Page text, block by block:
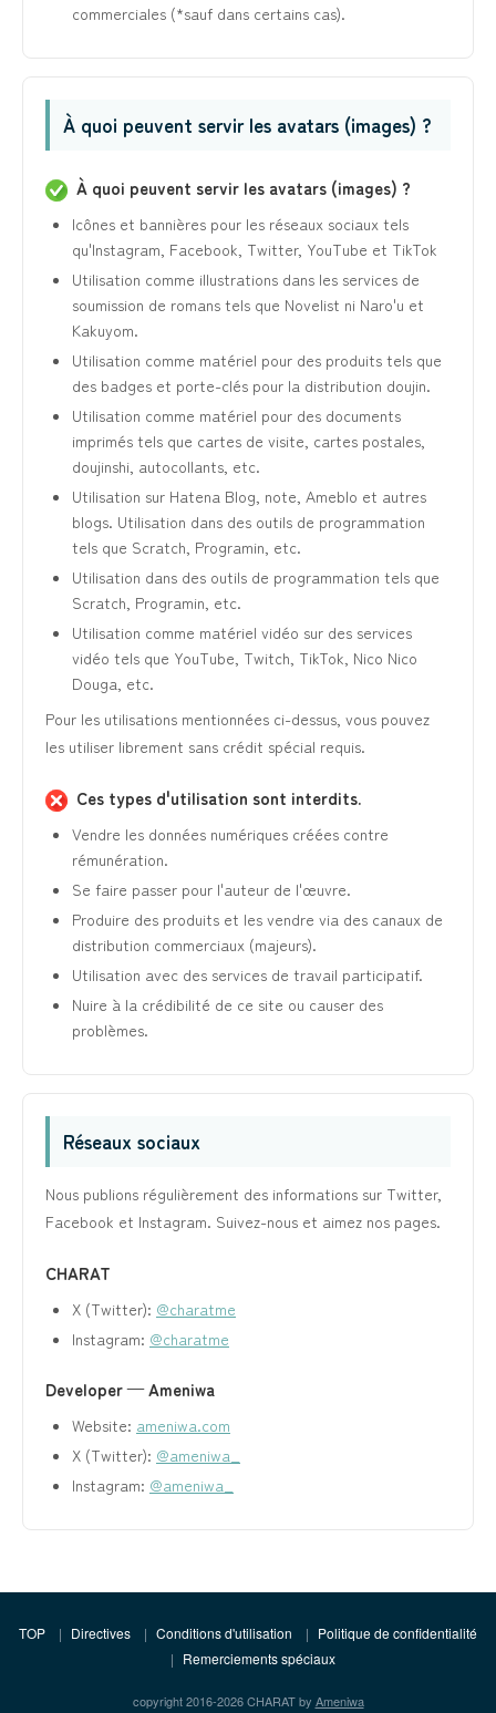
commerciales (*sauf dans certains cas).
À quoi peuvent servir les avatars (images) ?
À quoi peuvent servir les avatars (images) ?
Icônes et bannières pour les réseaux sociaux tels
qu'Instagram, Facebook, Twitter, YouTube et TikTok
Utilisation comme illustrations dans les services de
soumission de romans tels que Novelist ni Naro'u et
Kakuyom.
Utilisation comme matériel pour des produits tels que
des badges et porte-clés pour la distribution doujin.
Utilisation comme matériel pour des documents
imprimés tels que cartes de visite, cartes postales,
doujinshi, autocollants, etc.
Utilisation sur Hatena Blog, note, Ameblo et autres
blogs. Utilisation dans des outils de programmation
tels que Scratch, Programin, etc.
Utilisation dans des outils de programmation tels que
Scratch, Programin, etc.
Utilisation comme matériel vidéo sur des services
vidéo tels que YouTube, Twitch, TikTok, Nico Nico
Douga, etc.
Pour les utilisations mentionnées ci-dessus, vous pouvez
les utiliser librement sans crédit spécial requis.
Ces types d'utilisation sont interdits.
Vendre les données numériques créées contre
rémunération.
Se faire passer pour l'auteur de l'œuvre.
Produire des produits et les vendre via des canaux de
distribution commerciaux (majeurs).
Utilisation avec des services de travail participatif.
Nuire à la crédibilité de ce site ou causer des
problèmes.
Réseaux sociaux
Nous publions régulièrement des informations sur Twitter,
Facebook et Instagram. Suivez-nous et aimez nos pages.
CHARAT
X (Twitter): @charatme
Instagram: @charatme
Developer — Ameniwa
Website: ameniwa.com
X (Twitter): @ameniwa_
Instagram: @ameniwa_
TOP Directives Conditions d'utilisation
Politique de confidentialité
Remerciements spéciaux
copyright 2016-2026 CHARAT by Ameniwa